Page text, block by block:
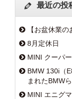
最近の投
【お盆休業の
8月定休日
MINI クーパ
BMW 130i（
まれたBMW
MINI エニグ